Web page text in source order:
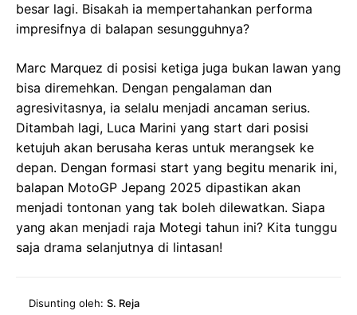
besar lagi. Bisakah ia mempertahankan performa
impresifnya di balapan sesungguhnya?
Marc Marquez di posisi ketiga juga bukan lawan yang
bisa diremehkan. Dengan pengalaman dan
agresivitasnya, ia selalu menjadi ancaman serius.
Ditambah lagi, Luca Marini yang start dari posisi
ketujuh akan berusaha keras untuk merangsek ke
depan. Dengan formasi start yang begitu menarik ini,
balapan MotoGP Jepang 2025 dipastikan akan
menjadi tontonan yang tak boleh dilewatkan. Siapa
yang akan menjadi raja Motegi tahun ini? Kita tunggu
saja drama selanjutnya di lintasan!
Disunting oleh: S. Reja